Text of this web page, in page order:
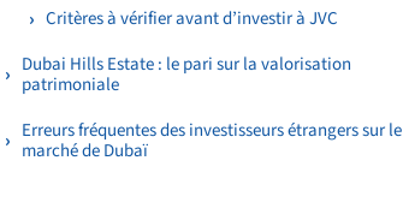
Critères à vérifier avant d’investir à JVC
Dubai Hills Estate : le pari sur la valorisation
patrimoniale
Erreurs fréquentes des investisseurs étrangers sur le
marché de Dubaï